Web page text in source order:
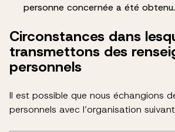
personne concernée a été obtenu.
Circonstances dans
transmettons des
personnels
Il est possible que nous échangions
personnels avec l’organisation